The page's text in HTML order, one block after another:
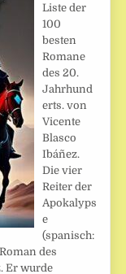
Liste der
100
besten
Romane
des 20.
Jahrhund
erts. von
Vicente
Blasco
Ibáñez.
Die vier
Reiter der
Apokalyps
e
(spanisch:
des
Er wurde